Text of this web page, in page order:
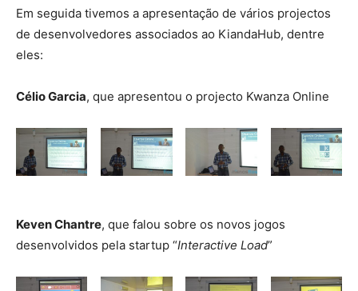
Em seguida tivemos a apresentação de vários projectos
de desenvolvedores associados ao KiandaHub, dentre
eles:
Célio Garcia, que apresentou o projecto Kwanza Online
Keven Chantre, que falou sobre os novos jogos
desenvolvidos pela startup “Interactive Load”